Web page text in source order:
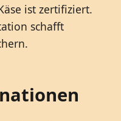
ist zertifiziert.
schafft